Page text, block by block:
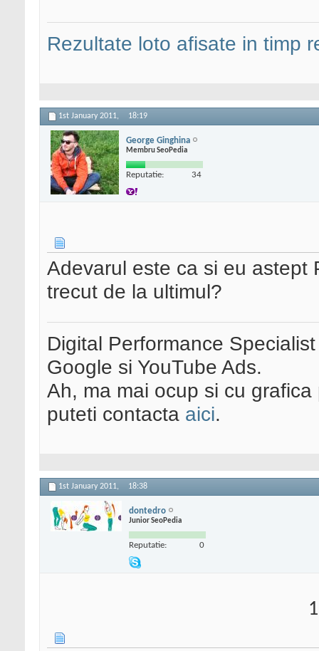
Rezultate loto afisate in timp
1st January 2011, 18:19
George Ginghina
Membru SeoPedia
Reputatie: 34
Adevarul este ca si eu astept
trecut de la ultimul?
Digital Performance
Google si YouTube Ads.
Ah, ma mai ocup si cu
puteti contacta aici.
1st January 2011, 18:38
dontedro
Junior SeoPedia
Reputatie: 0